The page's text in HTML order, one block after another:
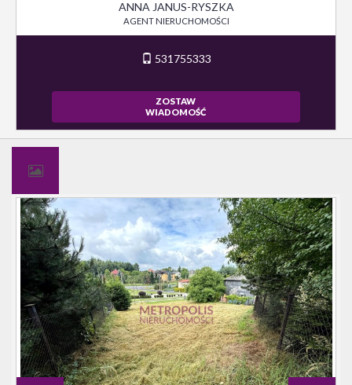
ANNA JANUS-RYSZKA
AGENT NIERUCHOMOŚCI
531755333
ZOSTAW
WIADOMOŚĆ